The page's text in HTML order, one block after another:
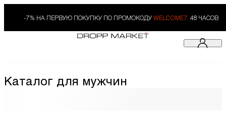
-7% НА ПЕРВУЮ ПОКУПКУ ПО ПРОМОКОДУ WELCOME7. 48 ЧАСОВ
Каталог для мужчин